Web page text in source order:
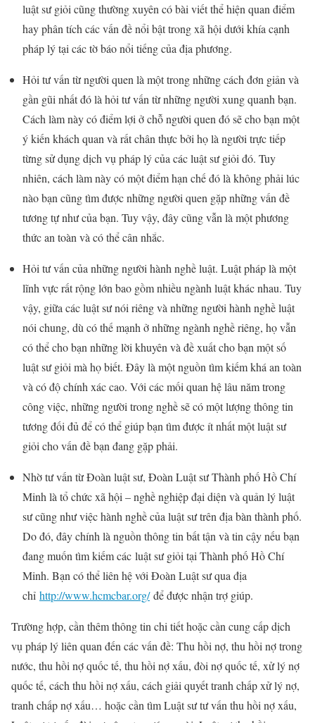
luật sư giỏi cũng thường xuyên có bài viết thể hiện quan điểm
hay phân tích các vấn đề nổi bật trong xã hội dưới khía cạnh
pháp lý tại các tờ báo nổi tiếng của địa phương.
Hỏi tư vấn từ người quen là một trong những cách đơn giản và
gần gũi nhất đó là hỏi tư vấn từ những người xung quanh bạn.
Cách làm này có điểm lợi ở chỗ người quen đó sẽ cho bạn một
ý kiến khách quan và rất chân thực bởi họ là người trực tiếp
từng sử dụng dịch vụ pháp lý của các luật sư giỏi đó. Tuy
nhiên, cách làm này có một điểm hạn chế đó là không phải lúc
nào bạn cũng tìm được những người quen gặp những vấn đề
tương tự như của bạn. Tuy vậy, đây cũng vẫn là một phương
thức an toàn và có thể cân nhắc.
Hỏi tư vấn của những người hành nghề luật. Luật pháp là một
lĩnh vực rất rộng lớn bao gồm nhiều ngành luật khác nhau. Tuy
vậy, giữa các luật sư nói riêng và những người hành nghề luật
nói chung, dù có thế mạnh ở những ngành nghề riêng, họ vẫn
có thể cho bạn những lời khuyên và đề xuất cho bạn một số
luật sư giỏi mà họ biết. Đây là một nguồn tìm kiếm khá an toàn
và có độ chính xác cao. Với các mối quan hệ lâu năm trong
công việc, những người trong nghề sẽ có một lượng thông tin
tương đối đủ để có thể giúp bạn tìm được ít nhất một luật sư
giỏi cho vấn đề bạn đang gặp phải.
Nhờ tư vấn từ Đoàn luật sư, Đoàn Luật sư Thành phố Hồ Chí
Minh là tổ chức xã hội – nghề nghiệp đại diện và quản lý luật
sư cũng như việc hành nghề của luật sư trên địa bàn thành phố.
Do đó, đây chính là nguồn thông tin bất tận và tin cậy nếu bạn
đang muốn tìm kiếm các luật sư giỏi tại Thành phố Hồ Chí
Minh. Bạn có thể liên hệ với Đoàn Luật sư qua địa
chỉ http://www.hcmcbar.org/để được nhận trợ giúp.
Trường hợp, cần thêm thông tin chi tiết hoặc cần cung cấp dịch
vụ pháp lý liên quan đến các vấn đề: Thu hồi nợ, thu hồi nợ trong
nước, thu hồi nợ quốc tế, thu hồi nợ xấu, đòi nợ quốc tế, xử lý nợ
quốc tế, cách thu hồi nợ xấu, cách giải quyết tranh chấp xử lý nợ,
tranh chấp nợ xấu… hoặc cần tìm Luật sư tư vấn thu hồi nợ xấu,